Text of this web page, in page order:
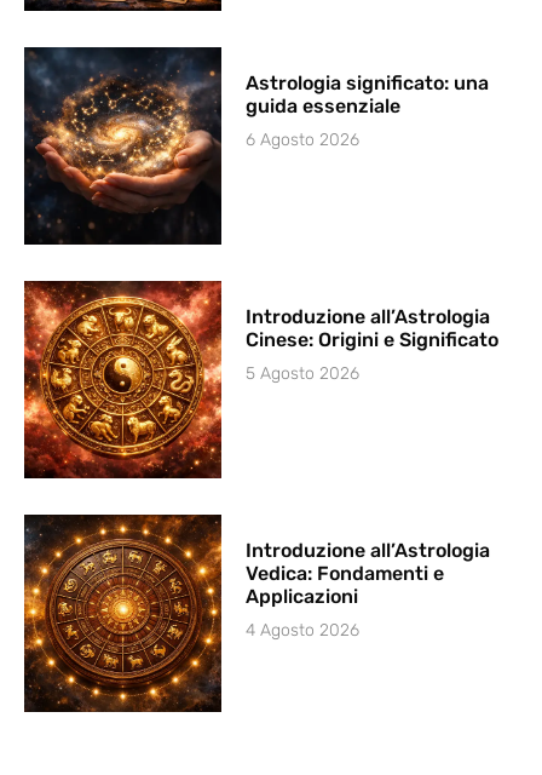
Astrologia significato: una
guida essenziale
6 Agosto 2026
Introduzione all’Astrologia
Cinese: Origini e Significato
5 Agosto 2026
Introduzione all’Astrologia
Vedica: Fondamenti e
Applicazioni
4 Agosto 2026